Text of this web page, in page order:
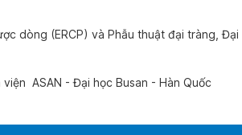
dòng (ERCP) và Phẫu thuật đại tràng, Đại
ASAN - Đại học Busan - Hàn Quốc